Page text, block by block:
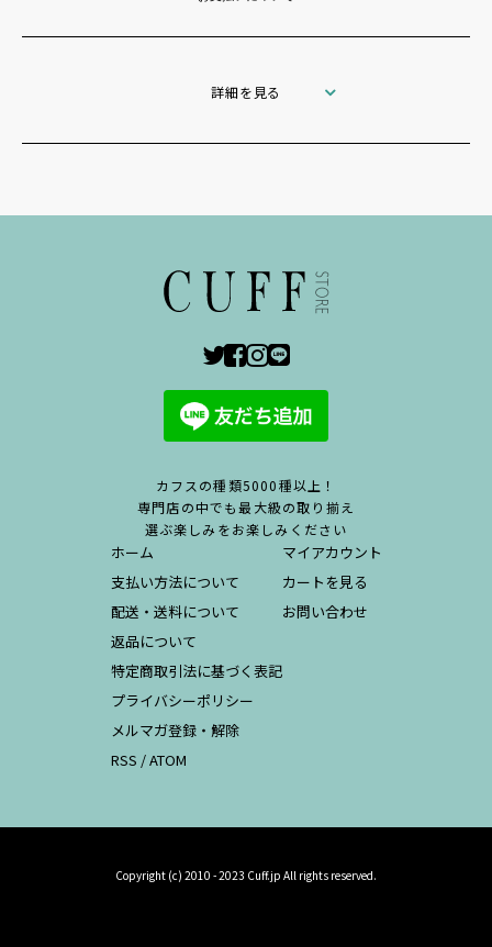
詳細を見る
カフスの種類5000種以上！
専門店の中でも最大級の取り揃え
選ぶ楽しみをお楽しみください
ホーム
支払い方法について
配送・送料について
返品について
特定商取引法に基づく表記
プライバシーポリシー
メルマガ登録・解除
RSS /ATOM
マイアカウント
カートを見る
お問い合わせ
Copyright (c) 2010 - 2023 Cuff.jp All rights reserved.